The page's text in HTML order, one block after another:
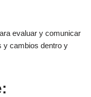
evaluar y comunicar
y cambios dentro y